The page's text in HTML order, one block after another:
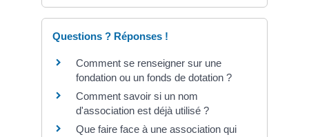
Questions ? Réponses !
Comment se renseigner sur une
fondation ou un fonds de dotation ?
Comment savoir si un nom
d'association est déjà utilisé ?
Que faire face à une association qui